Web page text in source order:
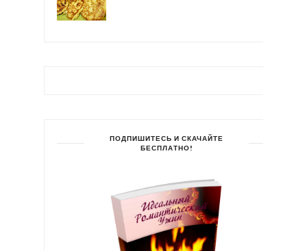
ПОДПИШИТЕСЬ И СКАЧАЙТЕ
БЕСПЛАТНО!